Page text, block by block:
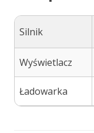
Silnik
Wyświetlacz
Ładowarka